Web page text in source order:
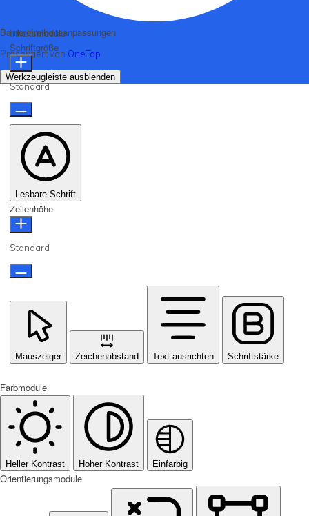
Barrierefreiheitsanpassungen
Präsentiert von OneTap
Werkzeugleiste ausblenden
Inhaltsmodule
Schriftgröße
Standard
Lesbare Schrift
Zeilenhöhe
Standard
Mauszeiger Zeichenabstand Text ausrichten Schriftstärke
Farbmodule
Heller Kontrast Hoher Kontrast Einfarbig
Orientierungsmodule